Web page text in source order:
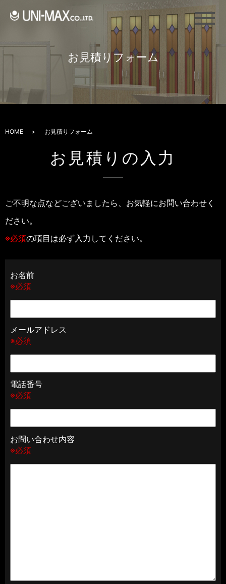
メ
お見積りフォーム
HOME お見積りフォーム
お見積りの入力
ご不明な点などございましたら、お気軽にお問い合わせく
ださい。
※必須の項目は必ず入力してください。
お名前
※必須
メールアドレス
※必須
電話番号
※必須
お問い合わせ内容
※必須